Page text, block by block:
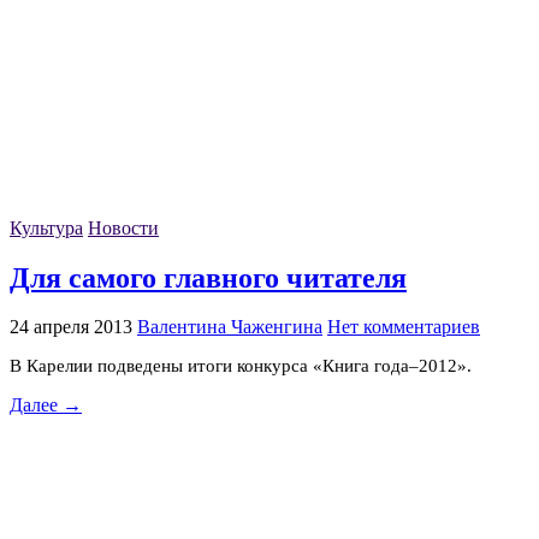
Культура Новости
Для самого главного читателя
24 апреля 2013 Валентина Чаженгина Нет комментариев
В Карелии подведены итоги конкурса «Книга года–2012».
Далее →